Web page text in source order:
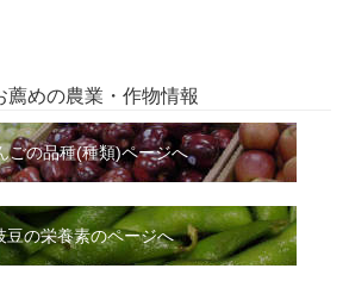
薦めの農業・作物情報
ごの品種(種類)ページへ
豆の栄養素のページへ